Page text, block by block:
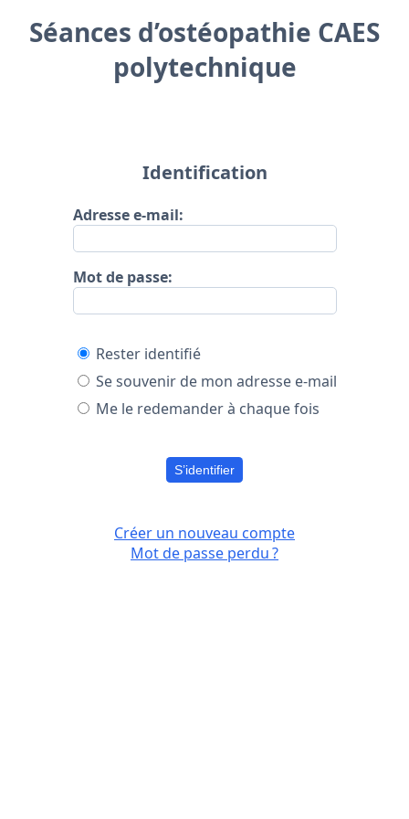
Séances d’ostéopathie CAES
polytechnique
Identification
Adresse e-mail:
Mot de passe:
Rester identifié
Se souvenir de mon adresse e-mail
Me le redemander à chaque fois
S’identifier
Créer un nouveau compte
Mot de passe perdu ?